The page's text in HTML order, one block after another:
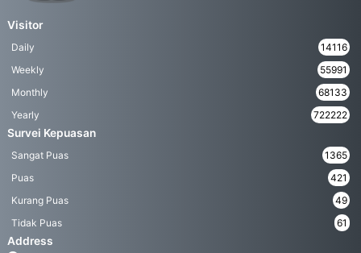
Visitor
Daily
14116
Weekly
55991
Monthly
68133
Yearly
722222
Survei Kepuasan
Sangat Puas
1365
Puas
421
Kurang Puas
49
Tidak Puas
61
Address